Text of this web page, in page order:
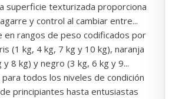
superficie texturizada proporciona
y control al cambiar entre...
en rangos de peso codificados por
(1 kg, 4 kg, 7 kg y 10 kg), naranja
y 8 kg) y negro (3 kg, 6 kg y 9...
para todos los niveles de condición
principiantes hasta entusiastas